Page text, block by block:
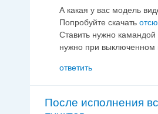
А какая у вас модель
Попробуйте скачать
Ставить нужно
нужно при выключенном
ответить
После исполнения